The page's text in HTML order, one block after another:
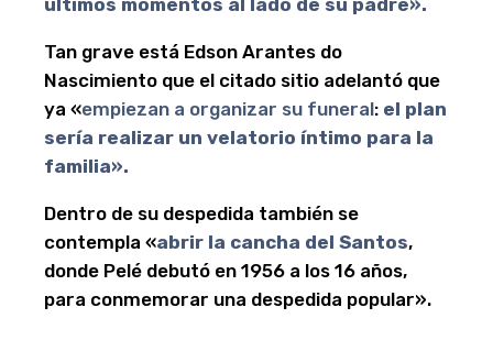
Tan grave está Edson Arantes do
Nascimiento que el citado sitio adelantó que
ya «empiezan a organizar su funeral: el plan
sería realizar un velatorio íntimo para la
familia».
Dentro de su despedida también se
contempla «abrir la cancha del Santos,
donde Pelé debutó en 1956 a los 16 años,
para conmemorar una despedida popular».